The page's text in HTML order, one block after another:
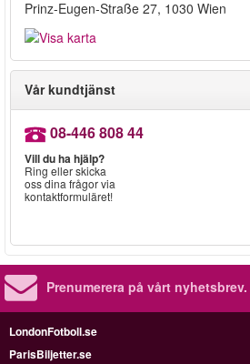
Prinz-Eugen-Straße 27, 1030 Wien
Vår kundtjänst
08-446 808 44
Vill du ha hjälp?
Ring eller skicka
oss dina frågor via
kontaktformuläret!
Prenumerera på vårt nyhetsbrev.
LondonFotboll.se
ParisBiljetter.se